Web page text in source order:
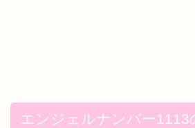
エンジェルナンバー1113